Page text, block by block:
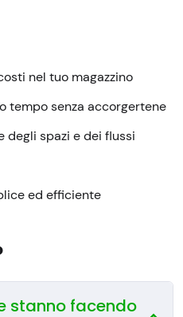
tuo account e accedere
studente.
ci sono alcune
bene:
tutto
due volte
casi non è così.
è organizzato.
nel tuo magazzino
tempo senza accorgertene
degli spazi e dei flussi
ed efficiente
stanno facendo